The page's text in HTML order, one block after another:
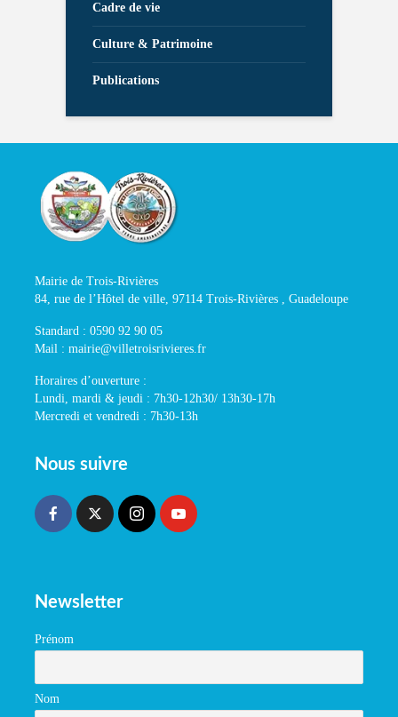
Cadre de vie
Culture & Patrimoine
Publications
Mairie de Trois-Rivières
84, rue de l’Hôtel de ville, 97114 Trois-Rivières , Guadeloupe
Standard : 0590 92 90 05
Mail : mairie@villetroisrivieres.fr
Horaires d’ouverture :
Lundi, mardi & jeudi : 7h30-12h30/ 13h30-17h
Mercredi et vendredi : 7h30-13h
Nous suivre
Newsletter
Prénom
Nom